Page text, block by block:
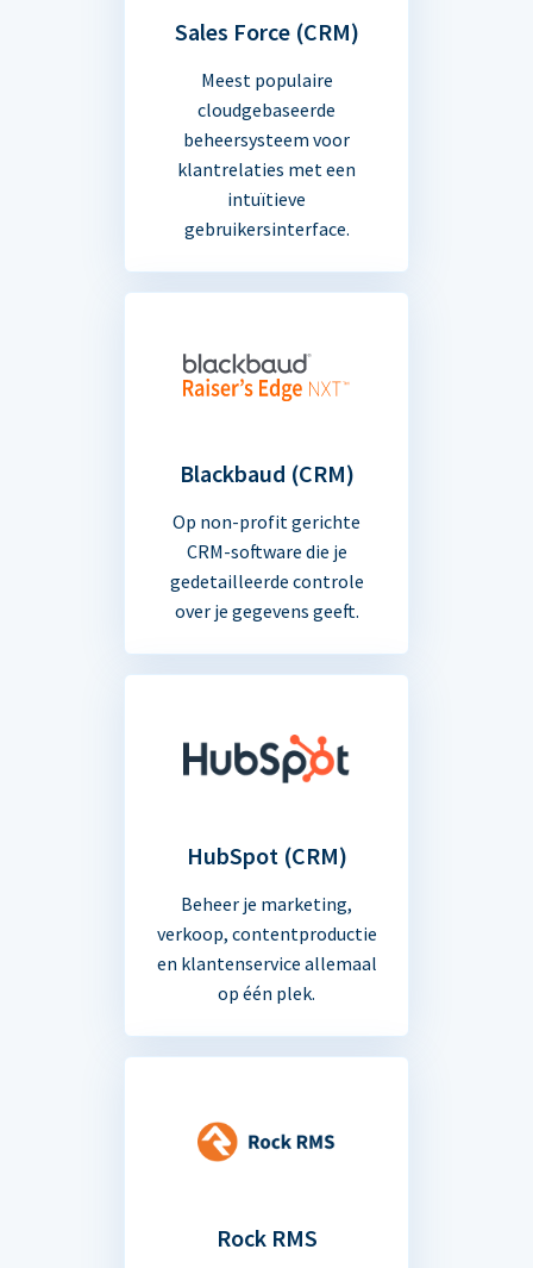
Sales Force (CRM)
Meest populaire
cloudgebaseerde
beheersysteem voor
klantrelaties met een
intuïtieve
gebruikersinterface.
Blackbaud (CRM)
Op non-profit gerichte
CRM-software die je
gedetailleerde controle
over je gegevens geeft.
HubSpot (CRM)
Beheer je marketing,
verkoop, contentproductie
en klantenservice allemaal
op één plek.
Rock RMS